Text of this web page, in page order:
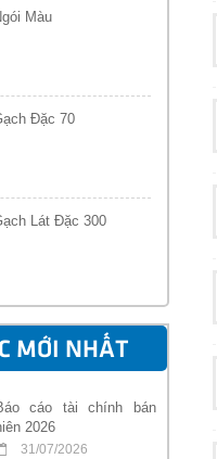
Màu
Đặc 70
Lát Đặc 300
MỚI NHẤT
cáo tài chính bán
2026
31/07/2026